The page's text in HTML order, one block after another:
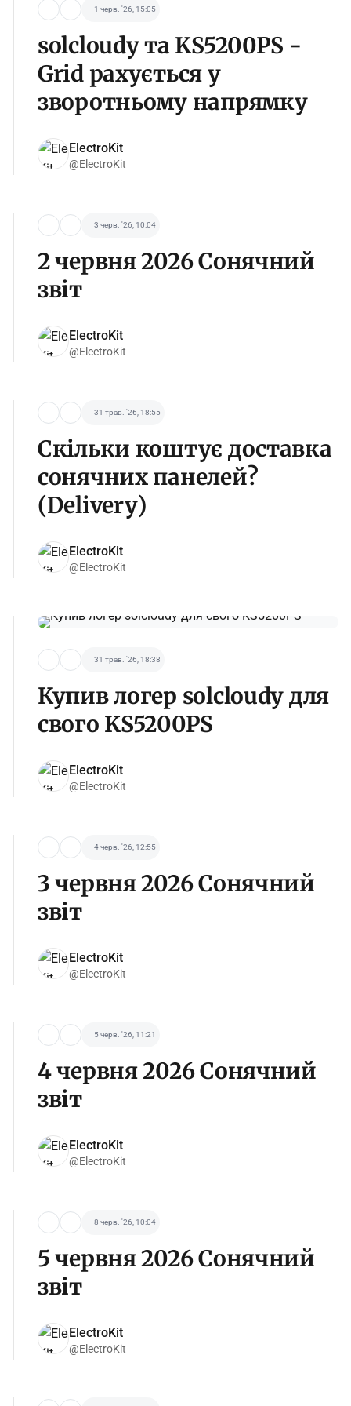
1 черв. '26, 15:05
solcloudy та KS5200PS -
Grid рахується у
зворотньому напрямку
ElectroKit
@ElectroKit
3 черв. '26, 10:04
2 червня 2026 Сонячний
звіт
ElectroKit
@ElectroKit
31 трав. '26, 18:55
Скільки коштує доставка
сонячних панелей?
(Delivery)
ElectroKit
@ElectroKit
31 трав. '26, 18:38
Купив логер solcloudy для
свого KS5200PS
ElectroKit
@ElectroKit
4 черв. '26, 12:55
3 червня 2026 Сонячний
звіт
ElectroKit
@ElectroKit
5 черв. '26, 11:21
4 червня 2026 Сонячний
звіт
ElectroKit
@ElectroKit
8 черв. '26, 10:04
5 червня 2026 Сонячний
звіт
ElectroKit
@ElectroKit